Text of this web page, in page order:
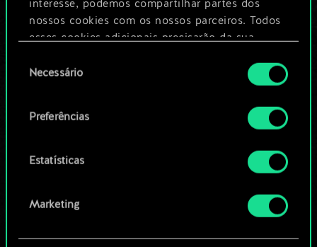
interesse, podemos compartilhar partes dos
nossos cookies com os nossos parceiros. Todos
esses cookies adicionais precisarão da sua
Você encontrará todos os detalhes sobre o uso
de cookies e poderá ajustar as suas preferências
no menu "Configurações" abaixo.
deNecessário
Preferências
Estatísticas
Marketing
um guia